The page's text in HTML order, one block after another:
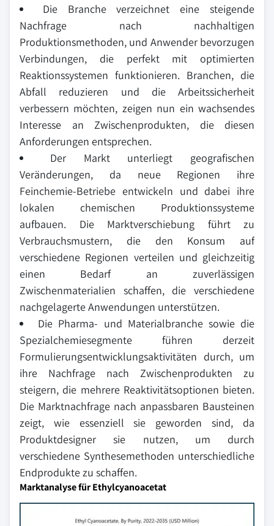
Die Branche verzeichnet eine steigende
Nachfrage nach nachhaltigen
Produktionsmethoden, und Anwender bevorzugen
Verbindungen, die perfekt mit optimierten
Reaktionssystemen funktionieren. Branchen, die
Abfall reduzieren und die Arbeitssicherheit
verbessern möchten, zeigen nun ein wachsendes
Interesse an Zwischenprodukten, die diesen
Anforderungen entsprechen.
Der Markt unterliegt geografischen
Veränderungen, da neue Regionen ihre
Feinchemie-Betriebe entwickeln und dabei ihre
lokalen chemischen Produktionssysteme
aufbauen. Die Marktverschiebung führt zu
Verbrauchsmustern, die den Konsum auf
verschiedene Regionen verteilen und gleichzeitig
einen Bedarf an zuverlässigen
Zwischenmaterialien schaffen, die verschiedene
nachgelagerte Anwendungen unterstützen.
Die Pharma- und Materialbranche sowie die
Spezialchemiesegmente führen derzeit
Formulierungsentwicklungsaktivitäten durch, um
ihre Nachfrage nach Zwischenprodukten zu
steigern, die mehrere Reaktivitätsoptionen bieten.
Die Marktnachfrage nach anpassbaren Bausteinen
zeigt, wie essenziell sie geworden sind, da
Produktdesigner sie nutzen, um durch
verschiedene Synthesemethoden unterschiedliche
Endprodukte zu schaffen.
Marktanalyse für Ethylcyanoacetat